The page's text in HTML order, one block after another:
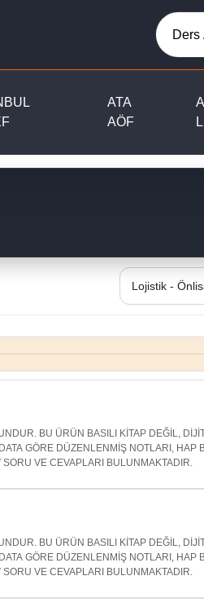
ATA
AÖF
BU ÜRÜN BASILI KİTAP DEĞİL,
GÖRE DÜZENLENMİŞ NOTLARI,
VE CEVAPLARI BULUNMAKTADIR.
BU ÜRÜN BASILI KİTAP DEĞİL,
GÖRE DÜZENLENMİŞ NOTLARI,
VE CEVAPLARI BULUNMAKTADIR.